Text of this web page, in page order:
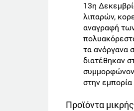
13η
λιπαρών,
αναγραφή
τα ανόργανα
διατέθηκαν
στην
Προϊόντα